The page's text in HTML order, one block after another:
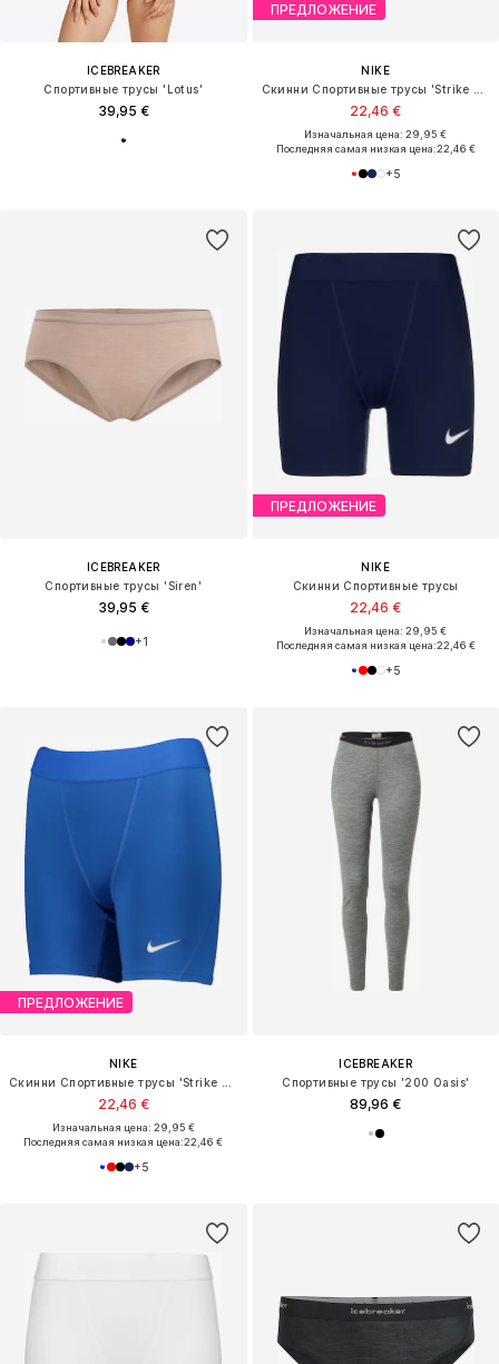
ICEBREAKER
Спортивные трусы 'Lotus'
39,95 €
ПРЕДЛОЖЕНИЕ
NIKE
22,46 €
Изначальная цена: 29,95 €
Последняя самая низкая цена:22,46 €
+5
ICEBREAKER
Спортивные трусы 'Siren'
39,95 €
+1
ПРЕДЛОЖЕНИЕ
NIKE
Скинни Спортивные трусы
22,46 €
Изначальная цена: 29,95 €
Последняя самая низкая цена:22,46 €
+5
ПРЕДЛОЖЕНИЕ
NIKE
22,46 €
Изначальная цена: 29,95 €
Последняя самая низкая цена:22,46 €
+5
ICEBREAKER
Спортивные трусы '200 Oasis'
89,96 €